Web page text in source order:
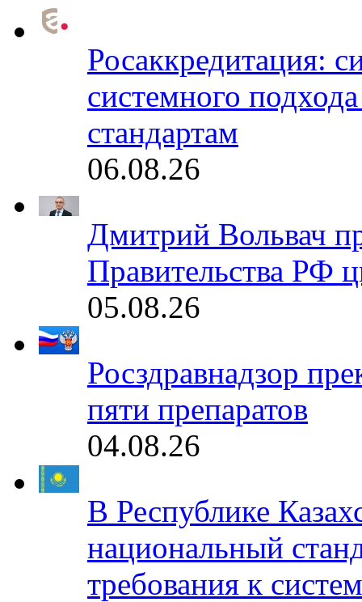
Росаккредитация:
системного
стандартам
06.08.26
Дмитрий Вольвач
Правительства РФ
05.08.26
Росздравнадзор
пяти препаратов
04.08.26
В Республике
национальный
требования к